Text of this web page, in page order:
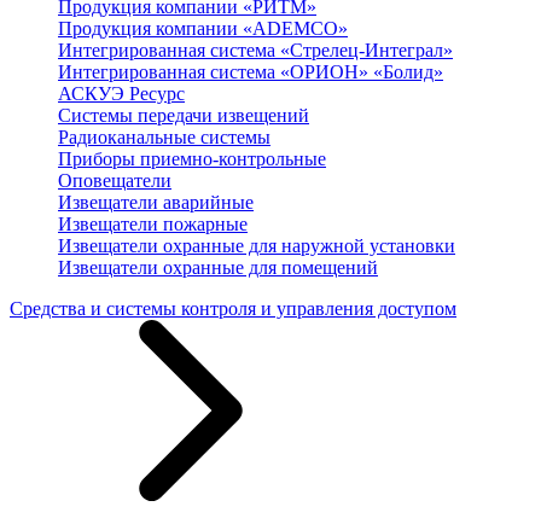
Продукция компании «РИТМ»
Продукция компании «ADEMCO»
Интегрированная система «Стрелец-Интеграл»
Интегрированная система «ОРИОН» «Болид»
АСКУЭ Ресурс
Системы передачи извещений
Радиоканальные системы
Приборы приемно-контрольные
Оповещатели
Извещатели аварийные
Извещатели пожарные
Извещатели охранные для наружной установки
Извещатели охранные для помещений
Средства и системы контроля и управления доступом